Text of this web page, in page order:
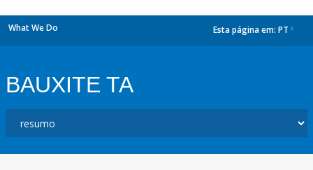
What We Do Esta página em: PT
BAUXITE TA